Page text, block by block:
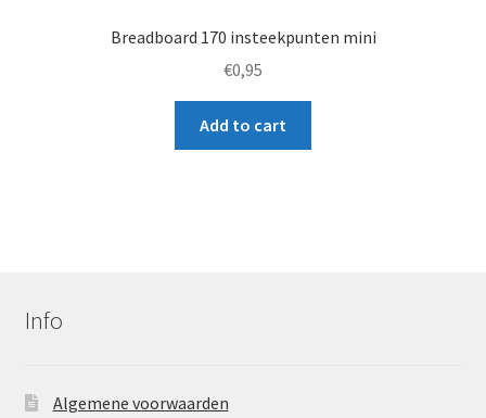
Breadboard 170 insteekpunten mini
€0,95
Add to cart
Info
Algemene voorwaarden